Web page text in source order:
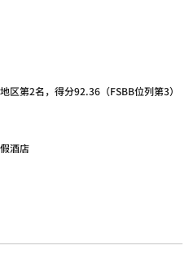
区第2名，得分92.36（FSBB位列第3）
酒店